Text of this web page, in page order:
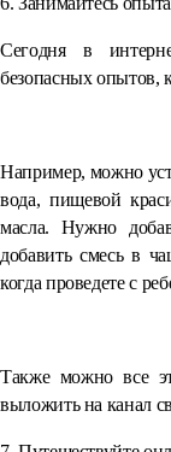
Сегодня в
безопасных опытов,
Например, можно
вода, пищевой
масла. Нужно
добавить смесь в
когда проведете с
Также можно все
выложить на канал